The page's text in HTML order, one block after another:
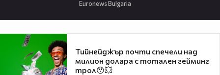
Euronews Bulgaria
Тийнейджър почти спечели над
милион долара с тотален гейминг
трол😯💥